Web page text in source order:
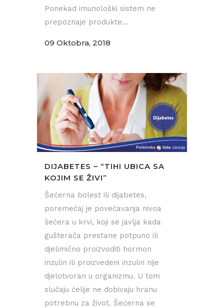
Ponekad imunološki sistem ne
prepoznaje produkte...
09 Oktobra, 2018
DIJABETES – “TIHI UBICA SA
KOJIM SE ŽIVI”
Šećerna bolest ili dijabetes,
poremećaj je povećavanja nivoa
šećera u krvi, koji se javlja kada
gušterača prestane potpuno ili
djelimično proizvoditi hormon
inzulin ili proizvedeni inzulin nije
djelotvoran u organizmu. U tom
slučaju ćelije ne dobivaju hranu
potrebnu za život. Šećerna se